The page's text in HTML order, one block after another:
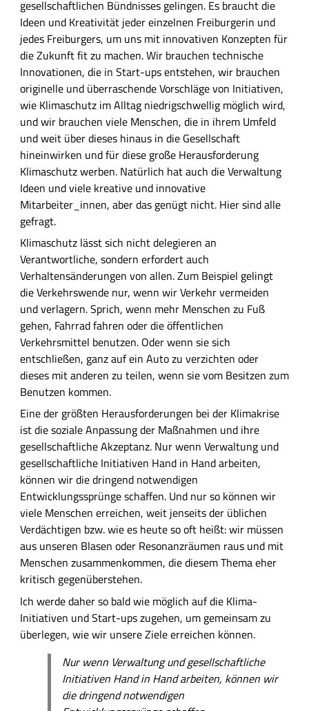
gesellschaftlichen Bündnisses gelingen. Es braucht die
Ideen und Kreativität jeder einzelnen Freiburgerin und
jedes Freiburgers, um uns mit innovativen Konzepten für
die Zukunft fit zu machen. Wir brauchen technische
Innovationen, die in Start-ups entstehen, wir brauchen
originelle und überraschende Vorschläge von Initiativen,
wie Klimaschutz im Alltag niedrigschwellig möglich wird,
und wir brauchen viele Menschen, die in ihrem Umfeld
und weit über dieses hinaus in die Gesellschaft
hineinwirken und für diese große Herausforderung
Klimaschutz werben. Natürlich hat auch die Verwaltung
Ideen und viele kreative und innovative
Mitarbeiter_innen, aber das genügt nicht. Hier sind alle
gefragt.
Klimaschutz lässt sich nicht delegieren an
Verantwortliche, sondern erfordert auch
Verhaltensänderungen von allen. Zum Beispiel gelingt
die Verkehrswende nur, wenn wir Verkehr vermeiden
und verlagern. Sprich, wenn mehr Menschen zu Fuß
gehen, Fahrrad fahren oder die öffentlichen
Verkehrsmittel benutzen. Oder wenn sie sich
entschließen, ganz auf ein Auto zu verzichten oder
dieses mit anderen zu teilen, wenn sie vom Besitzen zum
Benutzen kommen.
Eine der größten Herausforderungen bei der Klimakrise
ist die soziale Anpassung der Maßnahmen und ihre
gesellschaftliche Akzeptanz. Nur wenn Verwaltung und
gesellschaftliche Initiativen Hand in Hand arbeiten,
können wir die dringend notwendigen
Entwicklungssprünge schaffen. Und nur so können wir
viele Menschen erreichen, weit jenseits der üblichen
Verdächtigen bzw. wie es heute so oft heißt: wir müssen
aus unseren Blasen oder Resonanzräumen raus und mit
Menschen zusammenkommen, die diesem Thema eher
kritisch gegenüberstehen.
Ich werde daher so bald wie möglich auf die Klima-
Initiativen und Start-ups zugehen, um gemeinsam zu
überlegen, wie wir unsere Ziele erreichen können.
Nur wenn Verwaltung und gesellschaftliche
Initiativen Hand in Hand arbeiten, können wir
die dringend notwendigen